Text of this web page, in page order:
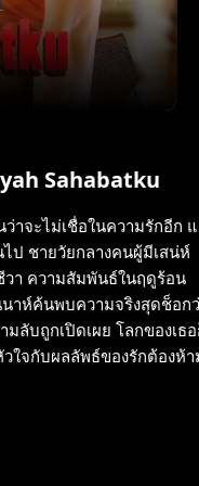
Sahabatku
าจะไม่เชื่อในความรักอีก
ป ชายวัยกลางคนผู้มีเสน่ห์
วา ความสัมพันธ์ในฤดูร้อน
าห์ค้นพบความจริงสุดช็อก
มลับถูกเปิดเผย โลกของเธ
ใจกับผลลัพธ์ของรักต้องห้